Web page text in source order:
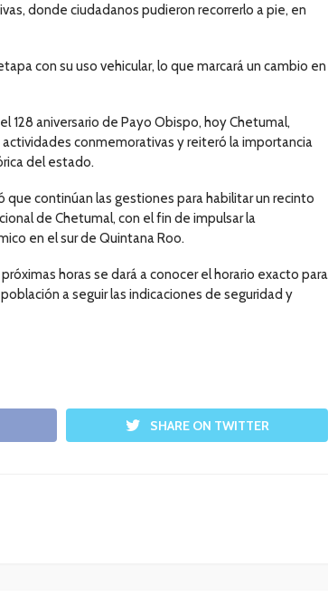
donde ciudadanos pudieron recorrerlo a pie, en
con su uso vehicular, lo que marcará un cambio en
128 aniversario de Payo Obispo, hoy Chetumal,
conmemorativas y reiteró la importancia
del estado.
continúan las gestiones para habilitar un recinto
de Chetumal, con el fin de impulsar la
en el sur de Quintana Roo.
horas se dará a conocer el horario exacto para
a seguir las indicaciones de seguridad y
SHARE ON TWITTER